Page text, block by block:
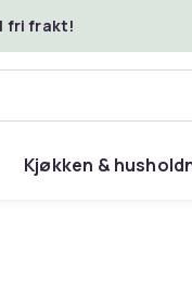
fri frakt!
Kjøkken &